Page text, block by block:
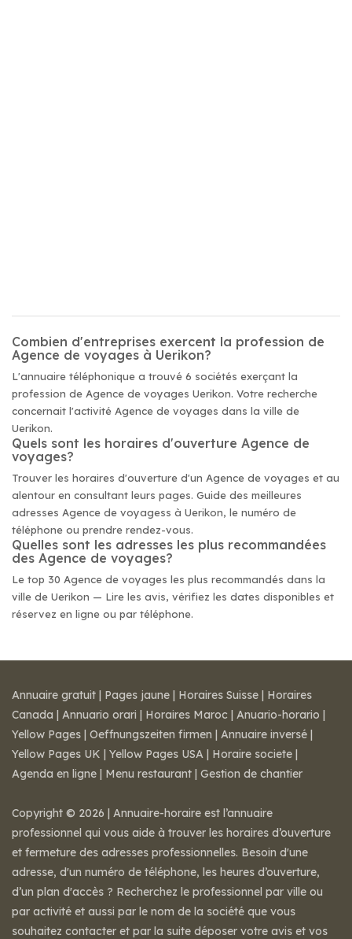
Combien d'entreprises exercent la profession de
Agence de voyages à Uerikon?
L'annuaire téléphonique a trouvé 6 sociétés exerçant la
profession de Agence de voyages Uerikon. Votre recherche
concernait l'activité Agence de voyages dans la ville de
Uerikon.
Quels sont les horaires d'ouverture Agence de
voyages?
Trouver les horaires d'ouverture d'un Agence de voyages et au
alentour en consultant leurs pages. Guide des meilleures
adresses Agence de voyagess à Uerikon, le numéro de
téléphone ou prendre rendez-vous.
Quelles sont les adresses les plus recommandées
des Agence de voyages?
Le top 30 Agence de voyages les plus recommandés dans la
ville de Uerikon — Lire les avis, vérifiez les dates disponibles et
réservez en ligne ou par téléphone.
Annuaire gratuit | Pages jaune | Horaires Suisse | Horaires
Canada | Annuario orari | Horaires Maroc | Anuario-horario |
Yellow Pages | Oeffnungszeiten firmen | Annuaire inversé |
Yellow Pages UK | Yellow Pages USA | Horaire societe |
Agenda en ligne | Menu restaurant | Gestion de chantier
Copyright © 2026 | Annuaire-horaire est l’annuaire
professionnel qui vous aide à trouver les horaires d’ouverture
et fermeture des adresses professionnelles. Besoin d'une
adresse, d'un numéro de téléphone, les heures d’ouverture,
d’un plan d'accès ? Recherchez le professionnel par ville ou
par activité et aussi par le nom de la société que vous
souhaitez contacter et par la suite déposer votre avis et vos